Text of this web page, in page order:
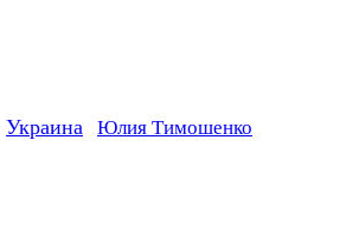
Украина Юлия Тимошенко